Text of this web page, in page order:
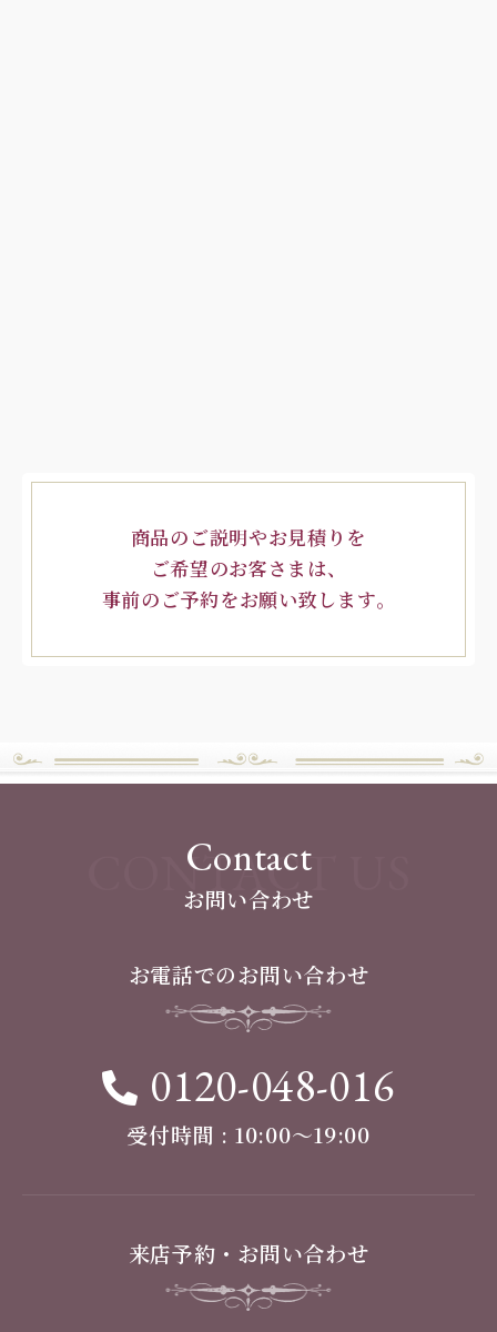
商品のご説明やお見積りを
ご希望のお客さまは、
事前のご予約をお願い致します。
Contact
お問い合わせ
CONTACT US
お電話でのお問い合わせ
0120-048-016
受付時間 : 10:00〜19:00
来店予約・お問い合わせ